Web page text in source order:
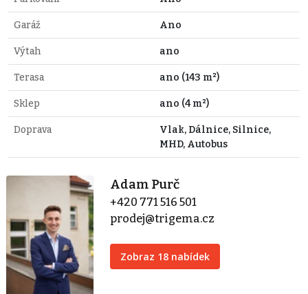
Garáž Ano
Výtah ano
Terasa ano (143 m²)
Sklep ano (4 m²)
Doprava
Vlak, Dálnice, Silnice,
MHD, Autobus
Adam Purč
+420 771 516 501
prodej@trigema.cz
Zobraz 18 nabídek